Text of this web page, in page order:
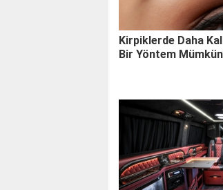
Kirpiklerde Daha
Bir Yöntem